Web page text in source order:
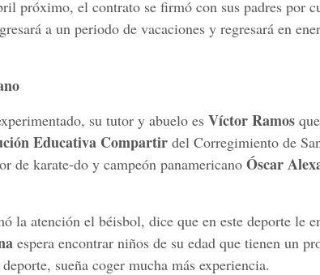
próximo, el contrato se firmó con sus padres por
a un periodo de vacaciones y regresará en
su tutor y abuelo es Víctor Ramos
Educativa Compartir del Corregimiento de
de karate-do y campeón panamericano Óscar
la atención el béisbol, dice que en este deporte le
espera encontrar niños de su edad que tienen un
sueña coger mucha más experiencia.